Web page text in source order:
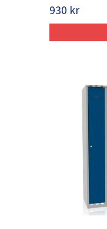
930 kr